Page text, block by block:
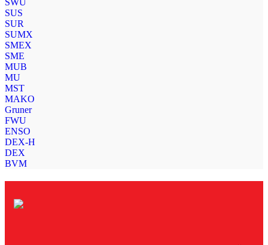
SUS
SUR
SUMX
SMEX
SME
MUB
MU
MST
MAKO
Gruner
FWU
ENSO
DEX-H
DEX
BVM